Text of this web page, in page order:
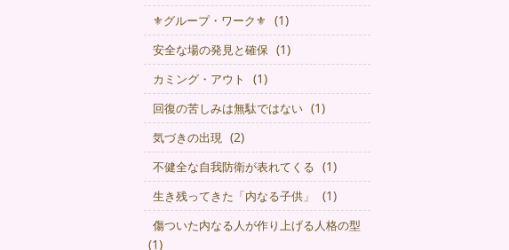
⚜グループ・ワーク⚜ (1)
安全な場の発見と確保 (1)
カミング・アウト (1)
回復の苦しみは無駄ではない (1)
気づきの出現 (2)
不健全な自我防衛が表れてくる (1)
生き残ってきた「内なる子供」 (1)
傷ついた内なる人が作り上げる人格の型
(1)